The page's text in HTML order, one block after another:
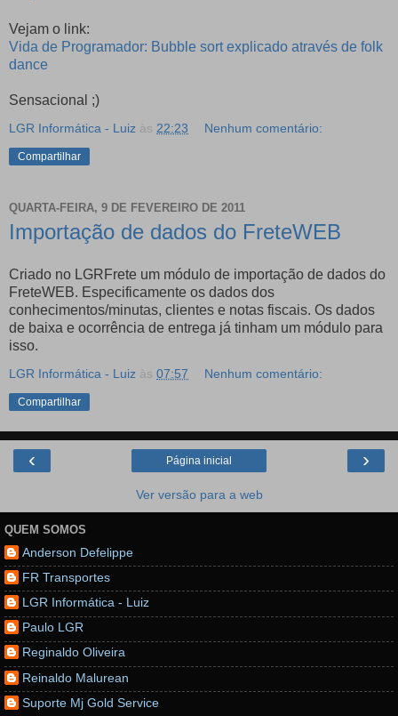
Vejam o link:
Vida de Programador: Bubble sort explicado através de folk
dance
Sensacional ;)
LGR Informática - Luiz às 22:23 Nenhum comentário:
Compartilhar
QUARTA-FEIRA, 9 DE FEVEREIRO DE 2011
Importação de dados do FreteWEB
Criado no LGRFrete um módulo de importação de dados do
FreteWEB. Especificamente os dados dos
conhecimentos/minutas, clientes e notas fiscais. Os dados
de baixa e ocorrência de entrega já tinham um módulo para
isso.
LGR Informática - Luiz às 07:57 Nenhum comentário:
Compartilhar
‹ ›
Página inicial
Ver versão para a web
QUEM SOMOS
Anderson Defelippe
FR Transportes
LGR Informática - Luiz
Paulo LGR
Reginaldo Oliveira
Reinaldo Malurean
Suporte Mj Gold Service